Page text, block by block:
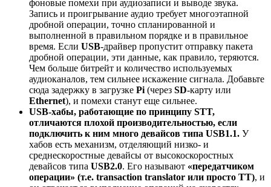
фоновые помехи при аудиозаписи и выводе звука.
Запись и проигрывание аудио требует многоэтапной
дробной операции, точно спланированной и
выполненной в правильном порядке и в правильное
время. Если USB-драйвер пропустит отправку пакета
дробной операции, эти данные, как правило, теряются.
Чем больше битрейт и количество используемых
аудиоканалов, тем сильнее искажение сигнала. Добавьте
сюда задержку в загрузке Pi (через SD-карту или
Ethernet), и помехи станут еще сильнее.
USB-хабы, работающие по принципу STT,
отличаются плохой производительностью, если
подключить к ним много девайсов типа USB1.1. У
хабов есть механизм, отделяющий низко- и
среднескоростные девайсы от высокоскоростных
девайсов типа USB2.0. Его называют «передатчиком
операции» (т.е. transaction translator или просто TT), и